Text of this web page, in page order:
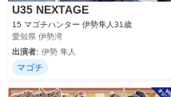
U35 NEXTAGE
15 マゴチハンター 伊勢隼人31歳
愛知県 伊勢湾
出演者: 伊勢 隼人
マゴチ